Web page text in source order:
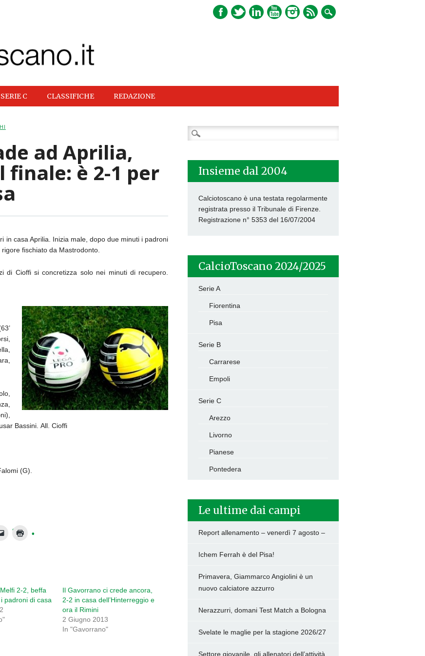
SERIE C CLASSIFICHE REDAZIONE
ad Aprilia,
è 2-1 per
in casa Aprilia. Inizia male, dopo due minuti i padroni
fischiato da Mastrodonto.
di Cioffi si concretizza solo nei minuti di recupero.
Bassini. All. Cioffi
(G).
2-2, beffa
padroni di casa
Il Gavorrano ci crede ancora,
2-2 in casa dell’Hinterreggio e
ora il Rimini
2 Giugno 2013
In "Gavorrano"
Ricerca
per:
Insieme dal 2004
Calciotoscano è una testata regolarmente
registrata presso il Tribunale di Firenze.
Registrazione n° 5353 del 16/07/2004
CalcioToscano 2024/2025
Serie A
Fiorentina
Pisa
Serie B
Carrarese
Empoli
Serie C
Arezzo
Livorno
Pianese
Pontedera
Le ultime dai campi
Report allenamento – venerdì 7 agosto –
Ichem Ferrah è del Pisa!
Primavera, Giammarco Angiolini è un
nuovo calciatore azzurro
Nerazzurri, domani Test Match a Bologna
Svelate le maglie per la stagione 2026/27
Settore giovanile, gli allenatori dell’attività